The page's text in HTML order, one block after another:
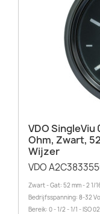
VDO
Ohm, Zwart,
Wijzer
VDO
Zwart - Gat: 52 mm - 2 1/
Bedrijfsspanning: 8-32
Bereik: 0 - 1/2 - 1/1 - ISO